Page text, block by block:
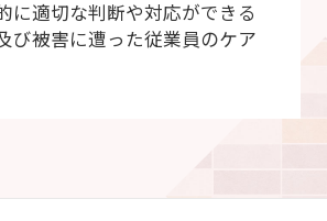
に適切な判断や対応ができる
び被害に遭った従業員のケア